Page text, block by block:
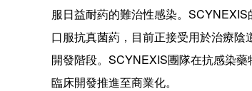
服日益耐葯的難治性感染。
口服抗真菌葯，目前正接受用於治療
開發階段。SCYNEXIS團隊在抗感染
臨床開發推進至商業化。